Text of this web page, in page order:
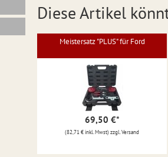
Diese Artikel
Meistersatz "PLUS" für Ford
69,50 €*
(82,71 € inkl. Mwst) zzgl. Versand